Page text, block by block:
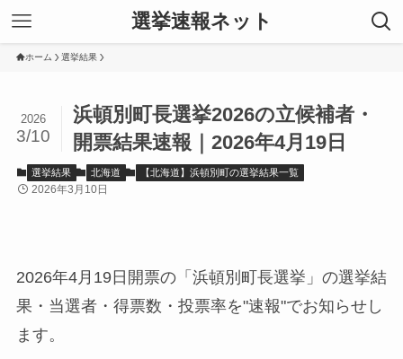
選挙速報ネット
ホーム 選挙結果
浜頓別町長選挙2026の立候補者・
開票結果速報｜2026年4月19日
2026
3/10
選挙結果 北海道 【北海道】浜頓別町の選挙結果一覧
2026年3月10日
2026年4月19日開票の「浜頓別町長選挙」の選挙結
果・当選者・得票数・投票率を"速報"でお知らせし
ます。